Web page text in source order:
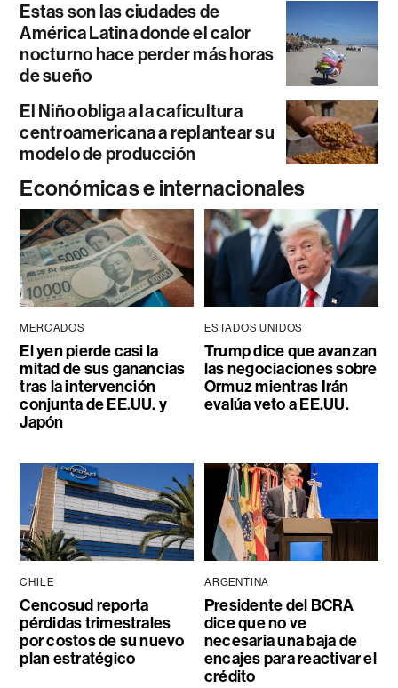
Estas son las ciudades de
América Latina donde el calor
nocturno hace perder más horas
de sueño
El Niño obliga a la caficultura
centroamericana a replantear su
modelo de producción
Económicas e internacionales
MERCADOS
El yen pierde casi la
mitad de sus ganancias
tras la intervención
conjunta de EE.UU. y
Japón
ESTADOS UNIDOS
Trump dice que avanzan
las negociaciones sobre
Ormuz mientras Irán
evalúa veto a EE.UU.
CHILE
Cencosud reporta
pérdidas trimestrales
por costos de su nuevo
plan estratégico
ARGENTINA
Presidente del BCRA
dice que no ve
necesaria una baja de
encajes para reactivar el
crédito